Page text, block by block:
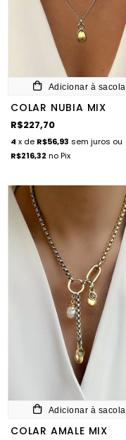
Adicionar à sacola
COLAR NUBIA MIX
R$227,70
4 x de R$56,93 sem juros ou
R$216,32 no Pix
Adicionar à sacola
COLAR AMALE MIX